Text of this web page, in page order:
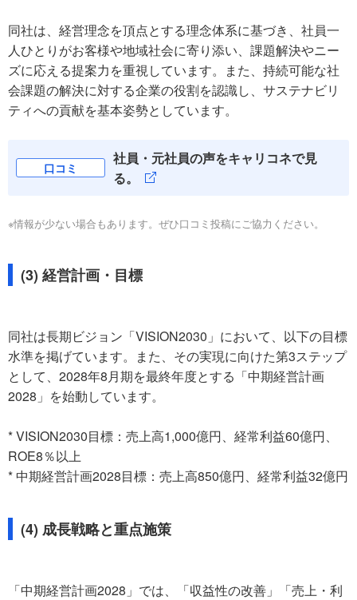
同社は、経営理念を頂点とする理念体系に基づき、社員一
人ひとりがお客様や地域社会に寄り添い、課題解決やニー
ズに応える提案力を重視しています。また、持続可能な社
会課題の解決に対する企業の役割を認識し、サステナビリ
ティへの貢献を基本姿勢としています。
口コミ
社員・元社員の声をキャリコネで見
る。
※情報が少ない場合もあります。ぜひ口コミ投稿にご協力ください。
(3) 経営計画・目標
同社は長期ビジョン「VISION2030」において、以下の目標
水準を掲げています。また、その実現に向けた第3ステップ
として、2028年8月期を最終年度とする「中期経営計画
2028」を始動しています。
* VISION2030目標：売上高1,000億円、経常利益60億円、
ROE8％以上
* 中期経営計画2028目標：売上高850億円、経常利益32億円
(4) 成長戦略と重点施策
「中期経営計画2028」では、「収益性の改善」「売上・利